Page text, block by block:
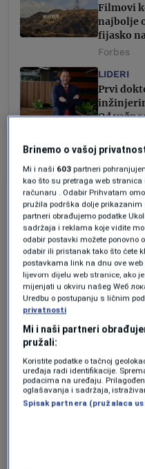
Filmovi
najbolje
fijasko
Forbes
LIDERI
Prvi
Od
svjetskoj
Pobjeći
Sada bi umjesto
nove startup ideje
gradske vreve i
koze i konje i sadi
svojevremeno
Nije li san svakog
legalan način,
posveti porodici,
omiljenim
Brinemo o vašoj
Mi i naši 603 partneri
kao što su pretraga web
računaru . Odabir Prihvatam
pružila podrška dolje
partneri obrađujemo podatke
sadržaja i reklama koje vidite
odabir postavki možete ponovno
odabir ili pristanak tako što ćete
postavkama link na dnu ove
lijevom dijelu web stranice, ako
mijenjati u okviru našeg Wеб
Uredbu o postupanju s ličnim
privatnosti
Mi i naši partneri
pružali:
Koristite podatke o tačnoj
uređaja radi identifikacije.
podacima na uređaju.
oglašavanja i sadržaja,
Spisak partnera (pružalaca